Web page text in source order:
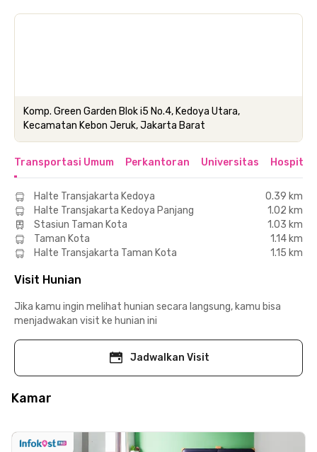
Komp. Green Garden Blok i5 No.4, Kedoya Utara,
Kecamatan Kebon Jeruk, Jakarta Barat
Transportasi Umum Perkantoran Universitas Hospital
Halte Transjakarta Kedoya
0.39 km
Halte Transjakarta Kedoya Panjang
1.02 km
Stasiun Taman Kota
1.03 km
Taman Kota
1.14 km
Halte Transjakarta Taman Kota
1.15 km
Visit Hunian
Jika kamu ingin melihat hunian secara langsung, kamu bisa
menjadwakan visit ke hunian ini
Jadwalkan Visit
Kamar